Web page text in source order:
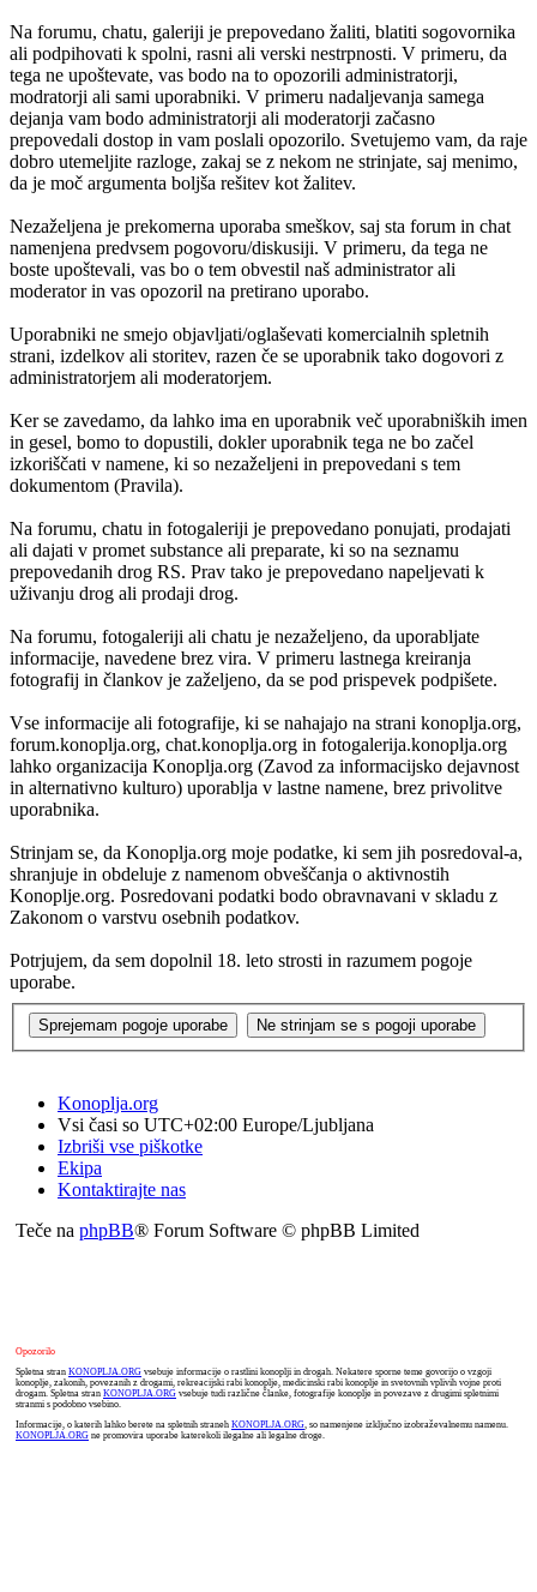
Na forumu, chatu, galeriji je prepovedano žaliti, blatiti sogovornika
ali podpihovati k spolni, rasni ali verski nestrpnosti. V primeru, da
tega ne upoštevate, vas bodo na to opozorili administratorji,
modratorji ali sami uporabniki. V primeru nadaljevanja samega
dejanja vam bodo administratorji ali moderatorji začasno
prepovedali dostop in vam poslali opozorilo. Svetujemo vam, da raje
dobro utemeljite razloge, zakaj se z nekom ne strinjate, saj menimo,
da je moč argumenta boljša rešitev kot žalitev.
Nezaželjena je prekomerna uporaba smeškov, saj sta forum in chat
namenjena predvsem pogovoru/diskusiji. V primeru, da tega ne
boste upoštevali, vas bo o tem obvestil naš administrator ali
moderator in vas opozoril na pretirano uporabo.
Uporabniki ne smejo objavljati/oglaševati komercialnih spletnih
strani, izdelkov ali storitev, razen če se uporabnik tako dogovori z
administratorjem ali moderatorjem.
Ker se zavedamo, da lahko ima en uporabnik več uporabniških imen
in gesel, bomo to dopustili, dokler uporabnik tega ne bo začel
izkoriščati v namene, ki so nezaželjeni in prepovedani s tem
dokumentom (Pravila).
Na forumu, chatu in fotogaleriji je prepovedano ponujati, prodajati
ali dajati v promet substance ali preparate, ki so na seznamu
prepovedanih drog RS. Prav tako je prepovedano napeljevati k
uživanju drog ali prodaji drog.
Na forumu, fotogaleriji ali chatu je nezaželjeno, da uporabljate
informacije, navedene brez vira. V primeru lastnega kreiranja
fotografij in člankov je zaželjeno, da se pod prispevek podpišete.
Vse informacije ali fotografije, ki se nahajajo na strani konoplja.org,
forum.konoplja.org, chat.konoplja.org in fotogalerija.konoplja.org
lahko organizacija Konoplja.org (Zavod za informacijsko dejavnost
in alternativno kulturo) uporablja v lastne namene, brez privolitve
uporabnika.
Strinjam se, da Konoplja.org moje podatke, ki sem jih posredoval-a,
shranjuje in obdeluje z namenom obveščanja o aktivnostih
Konoplje.org. Posredovani podatki bodo obravnavani v skladu z
Zakonom o varstvu osebnih podatkov.
Potrjujem, da sem dopolnil 18. leto strosti in razumem pogoje
uporabe.
Konoplja.org
Vsi časi so UTC+02:00 Europe/Ljubljana
Izbriši vse piškotke
Ekipa
Kontaktirajte nas
Teče na phpBB® Forum Software © phpBB Limited
Opozorilo
Spletna stran KONOPLJA.ORG vsebuje informacije o rastlini konoplji in drogah. Nekatere sporne teme govorijo o vzgoji
konoplje, zakonih, povezanih z drogami, rekreacijski rabi konoplje, medicinski rabi konoplje in svetovnih vplivih vojne proti
drogam. Spletna stran KONOPLJA.ORG vsebuje tudi različne članke, fotografije konoplje in povezave z drugimi spletnimi
stranmi s podobno vsebino.
Informacije, o katerih lahko berete na spletnih straneh KONOPLJA.ORG, so namenjene izključno izobraževalnemu namenu.
KONOPLJA.ORG ne promovira uporabe katerekoli ilegalne ali legalne droge.